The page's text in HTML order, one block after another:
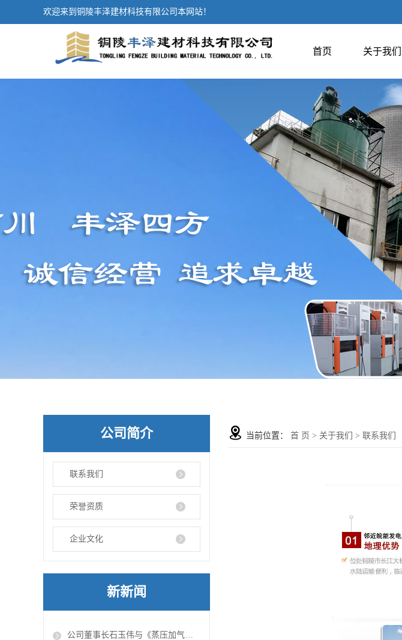
欢迎来到铜陵丰泽建材科技有限公司本网站！
首页 关于我们
公司简介
联系我们
荣誉资质
企业文化
新新闻
公司董事长石玉伟与《蒸压加气混凝土砌块生产》作者陶有生先生合影
当前位置： 首 页 > 关于我们 > 联系我们